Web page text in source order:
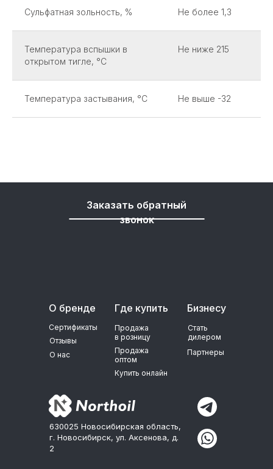
Сульфатная зольность, % Не более 1,3
Температура вспышки в
открытом тигле, °С
Не ниже 215
Температура застывания, °С Не выше -32
Где купить Бизнесу
Продажа
в розницу
Продажа
оптом
Купить онлайн
Стать
дилером
Партнеры
О бренде
Сертификаты
Отзывы
О нас
630025 Новосибирская область,
г. Новосибирск, ул. Аксенова, д.
2
Заказать обратный
звонок